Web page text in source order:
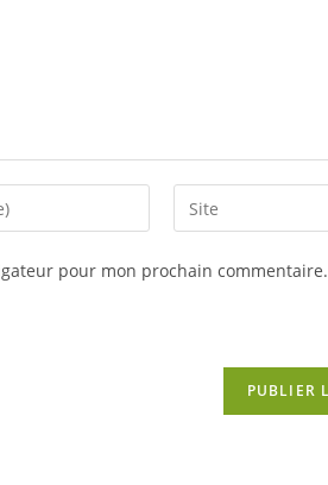
Saisir
l’URL
pour mon prochain commentaire.